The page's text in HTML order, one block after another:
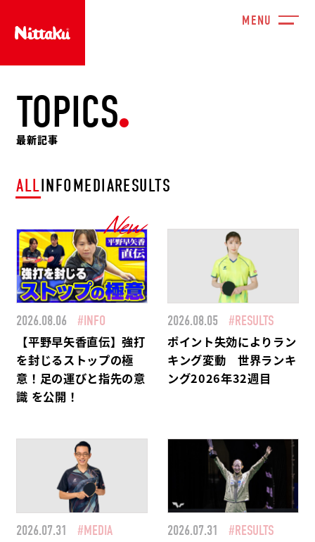
TOPICS
最新記事
ALL INFO MEDIARESULTS
2026.08.06 #INFO
【平野早矢香直伝】強打
を封じるストップの極
意！足の運びと指先の意
識 を公開！
2026.08.05 #RESULTS
ポイント失効によりラン
キング変動 世界ランキ
ング2026年32週目
2026.07.31 #MEDIA 2026.07.31 #RESULTS